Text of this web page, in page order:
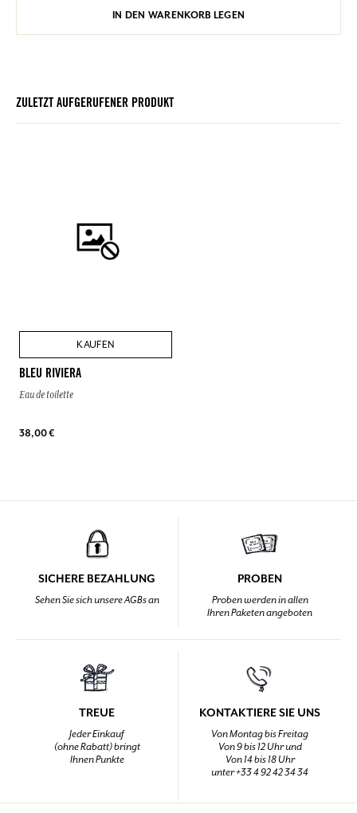
IN DEN WARENKORB LEGEN
ZULETZT AUFGERUFENER PRODUKT
KAUFEN
BLEU RIVIERA
Eau de toilette
38,00 €
SICHERE BEZAHLUNG
Sehen Sie sich unsere AGBs an
PROBEN
Proben werden in allen
Ihren Paketen angeboten
TREUE
Jeder Einkauf
(ohne Rabatt) bringt
Ihnen Punkte
KONTAKTIERE SIE UNS
Von Montag bis Freitag
Von 9 bis 12 Uhr und
Von 14 bis 18 Uhr
unter +33 4 92 42 34 34